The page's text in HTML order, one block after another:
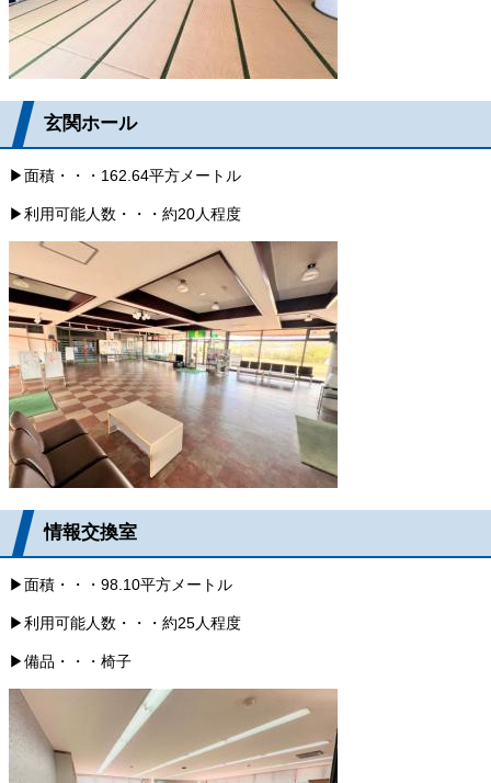
玄関ホール
▶面積・・・162.64平方メートル
▶利用可能人数・・・約20人程度
情報交換室
▶面積・・・98.10平方メートル
▶利用可能人数・・・約25人程度
▶備品・・・椅子